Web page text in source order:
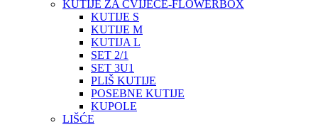
KUTIJE ZA CVIJEĆE-FLOWERBOX
KUTIJE S
KUTIJE M
KUTIJA L
SET 2/1
SET 3U1
PLIŠ KUTIJE
POSEBNE KUTIJE
KUPOLE
LIŠĆE